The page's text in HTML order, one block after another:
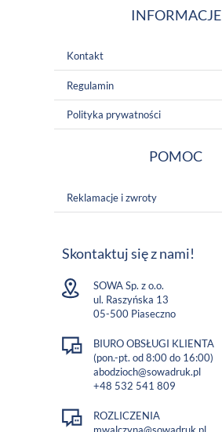
INFORMACJE
Kontakt
Regulamin
Polityka prywatności
POMOC
Reklamacje i zwroty
Skontaktuj się z nami!
SOWA Sp. z o.o.
ul. Raszyńska 13
05-500 Piaseczno
BIURO OBSŁUGI KLIENTA
(pon.-pt. od 8:00 do 16:00)
abodzioch@sowadruk.pl
+48 532 541 809
ROZLICZENIA